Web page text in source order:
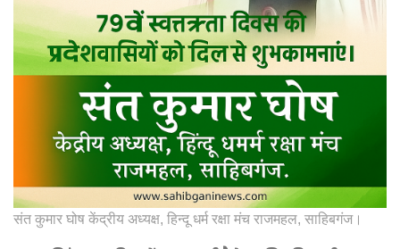
संत कुमार घोष केंद्रीय अध्यक्ष, हिन्दू धर्म रक्षा मंच राजमहल, साहिबगंज।